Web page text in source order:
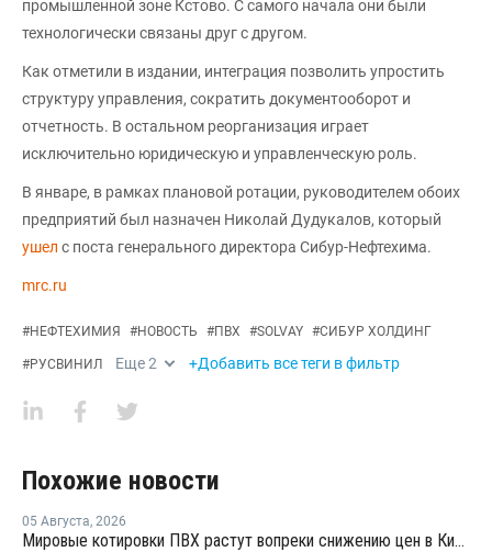
промышленной зоне Кстово. С самого начала они были
технологически связаны друг с другом.
Как отметили в издании, интеграция позволить упростить
структуру управления, сократить документооборот и
отчетность. В остальном реорганизация играет
исключительно юридическую и управленческую роль.
В январе, в рамках плановой ротации, руководителем обоих
предприятий был назначен Николай Дудукалов, который
ушел с поста генерального директора Сибур-Нефтехима.
mrc.ru
#НЕФТЕХИМИЯ #НОВОСТЬ #ПВХ #SOLVAY #СИБУР ХОЛДИНГ
#РУСВИНИЛ Еще2 +Добавить все теги в фильтр
Похожие новости
05 Августа, 2026
Мировые котировки ПВХ растут вопреки снижению цен в Китае